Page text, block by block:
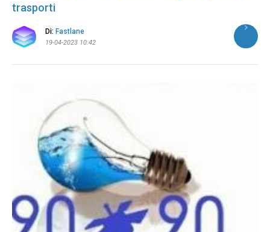
trasporti
Di: Fastlane
19-04-2023 10:42